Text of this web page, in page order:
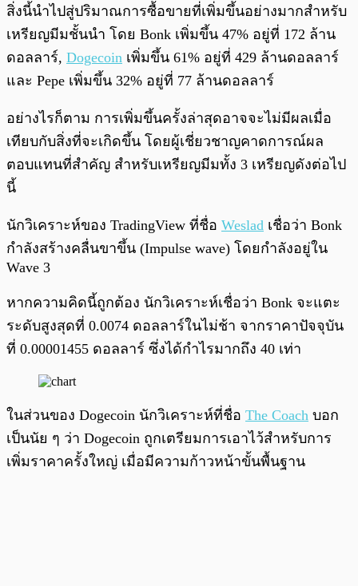
สิ่งนี้นำไปสู่ปริมาณการซื้อขายที่เพิ่มขึ้นอย่างมากสำหรับ
เหรียญมีมชั้นนำ โดย Bonk เพิ่มขึ้น 47% อยู่ที่ 172 ล้าน
ดอลลาร์, Dogecoin เพิ่มขึ้น 61% อยู่ที่ 429 ล้านดอลลาร์
และ Pepe เพิ่มขึ้น 32% อยู่ที่ 77 ล้านดอลลาร์
อย่างไรก็ตาม การเพิ่มขึ้นครั้งล่าสุดอาจจะไม่มีผลเมื่อ
เทียบกับสิ่งที่จะเกิดขึ้น โดยผู้เชี่ยวชาญคาดการณ์ผล
ตอบแทนที่สำคัญ สำหรับเหรียญมีมทั้ง 3 เหรียญดังต่อไป
นี้
นักวิเคราะห์ของ TradingView ที่ชื่อ Weslad เชื่อว่า Bonk
กำลังสร้างคลื่นขาขึ้น (Impulse wave) โดยกำลังอยู่ใน
Wave 3
หากความคิดนี้ถูกต้อง นักวิเคราะห์เชื่อว่า Bonk จะแตะ
ระดับสูงสุดที่ 0.0074 ดอลลาร์ในไม่ช้า จากราคาปัจจุบัน
ที่ 0.00001455 ดอลลาร์ ซึ่งได้กำไรมากถึง 40 เท่า
ในส่วนของ Dogecoin นักวิเคราะห์ที่ชื่อ The Coach บอก
เป็นนัย ๆ ว่า Dogecoin ถูกเตรียมการเอาไว้สำหรับการ
เพิ่มราคาครั้งใหญ่ เมื่อมีความก้าวหน้าขั้นพื้นฐาน